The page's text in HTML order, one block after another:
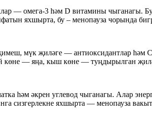
— омега-3 һәм D витамины чыганагы.
яхшырта, бу – менопауза чорында
мүк җиләге — антиоксидантлар
көне — яңа, кыш көне — туңдырылган
һәм әкрен углевод чыганагы. Алар
сизгерлекне яхшырта — менопауза